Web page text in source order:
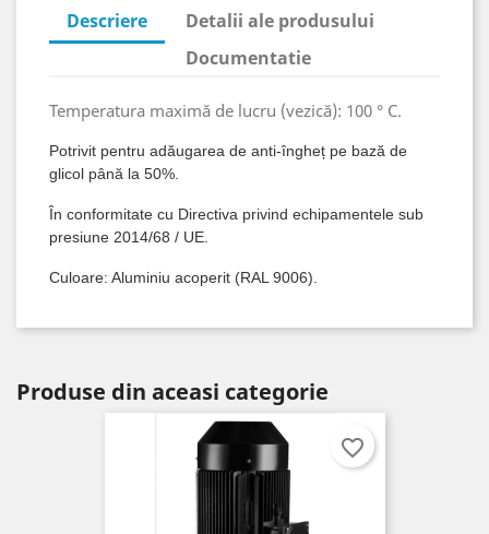
Descriere
Detalii ale produsului
Documentatie
Temperatura maximă de lucru (vezică): 100 ° C.
Potrivit pentru adăugarea de anti-îngheț pe bază de
glicol până la 50%.
În conformitate cu Directiva privind echipamentele sub
presiune 2014/68 / UE.
Culoare: Aluminiu acoperit (RAL 9006).
Produse din aceasi categorie
favorite_border